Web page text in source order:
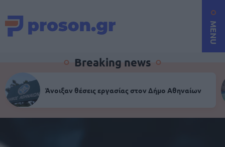
MENU
Breaking news
Άνοιξαν θέσεις εργασίας στον Δήμο Αθηναίων